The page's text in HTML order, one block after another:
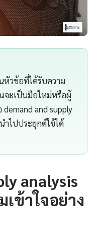
หัวข้อที่ได้รับความ
จะเป็นมือใหม่หรือผู้
and supply
ำไปประยุกต์ใช้ได้
analysis
ข้าใจอย่าง